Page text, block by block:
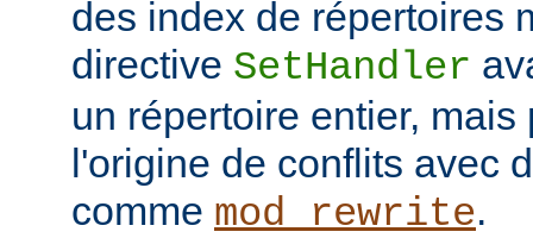
des index de répertoires
directive SetHandler
un répertoire entier,
l'origine de conflits avec
comme mod_rewrite.